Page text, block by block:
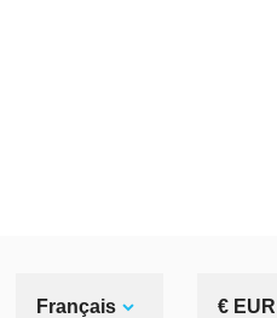
Français € EUR